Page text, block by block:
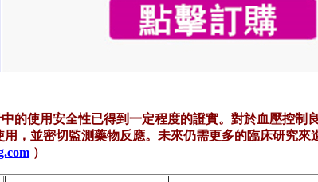
的使用安全性已得到一定程度的證實。對於血壓控制
，並密切監測藥物反應。未來仍需更多的臨床研究
）